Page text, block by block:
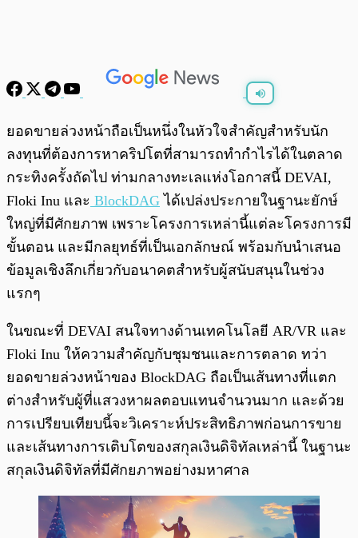
พร้อมเล่น 0:00 / 0:00
ยอดขายล่วงหน้าถือเป็นหนึ่งในหัวใจสำคัญสำหรับนัก
ลงทุนที่ต้องการหาคริปโตที่สามารถทำกำไรได้ในตลาด
กระทิงครั้งถัดไป ท่ามกลางทะเลแห่งโอกาสนี้ DEVAI,
Floki Inu และ BlockDAG ได้เปล่งประกายในฐานะยักษ์
ใหญ่ที่มีศักยภาพ เพราะโครงการเหล่านี้แต่ละโครงการมี
ขั้นตอน และมีกลยุทธ์ที่เป็นเอกลักษณ์ พร้อมกับนำเสนอ
ข้อมูลเชิงลึกเกี่ยวกับอนาคตสำหรับผู้สนับสนุนในช่วง
แรกๆ
ในขณะที่ DEVAI สนใจทางด้านเทคโนโลยี AR/VR และ
Floki Inu ให้ความสำคัญกับชุมชนและการตลาด ทว่า
ยอดขายล่วงหน้าของ BlockDAG ถือเป็นเส้นทางที่แตก
ต่างสำหรับผู้ที่แสวงหาผลตอบแทนจำนวนมาก และด้วย
การเปรียบเทียบนี้จะวิเคราะห์ประสิทธิภาพก่อนการขาย
และเส้นทางการเติบโตของสกุลเงินดิจิทัลเหล่านี้ ในฐานะ
สกุลเงินดิจิทัลที่มีศักยภาพอย่างมหาศาล